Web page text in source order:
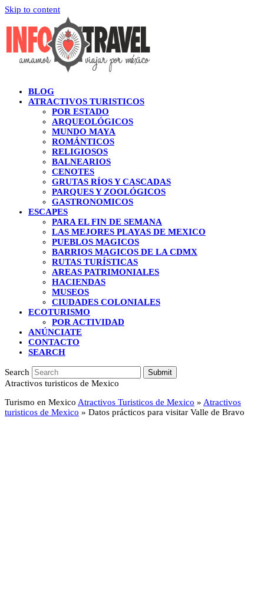
Skip to content
BLOG
ATRACTIVOS TURISTICOS
POR ESTADO
ARQUEOLÓGICOS
MUNDO MAYA
ROMÁNTICOS
RELIGIOSOS
BALNEARIOS
CENOTES
GRUTAS RÍOS Y CASCADAS
PARQUES Y ZOOLÓGICOS
GASTRONOMICOS
ESCAPES
PARA EL FIN DE SEMANA
LAS MEJORES PLAYAS DE MEXICO
PUEBLOS MAGICOS
BARRIOS MAGICOS DE LA CDMX
RUTAS TURÍSTICAS
AREAS PATRIMONIALES
HACIENDAS
MUSEOS
CIUDADES COLONIALES
ECOTURISMO
POR ACTIVIDAD
ANÚNCIATE
CONTACTO
SEARCH
Search Submit
Atractivos turisticos de Mexico
Turismo en Mexico Atractivos Turisticos de Mexico » Atractivos
turisticos de Mexico » Datos prácticos para visitar Valle de Bravo